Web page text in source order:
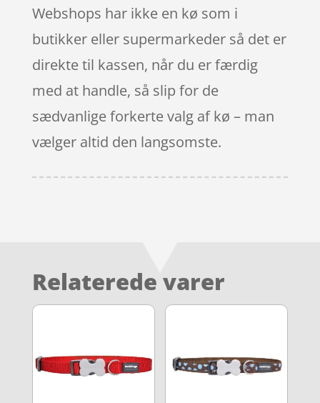
Webshops har ikke en kø som i
butikker eller supermarkeder så det er
direkte til kassen, når du er færdig
med at handle, så slip for de
sædvanlige forkerte valg af kø – man
vælger altid den langsomste.
Relaterede varer